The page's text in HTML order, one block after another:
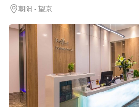
朝阳 - 望京